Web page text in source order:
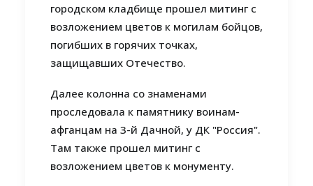
городском кладбище прошел митинг с
возложением цветов к могилам бойцов,
погибших в горячих точках,
защищавших Отечество.
Далее колонна со знаменами
проследовала к памятнику воинам-
афганцам на 3-й Дачной, у ДК "Россия".
Там также прошел митинг с
возложением цветов к монументу.